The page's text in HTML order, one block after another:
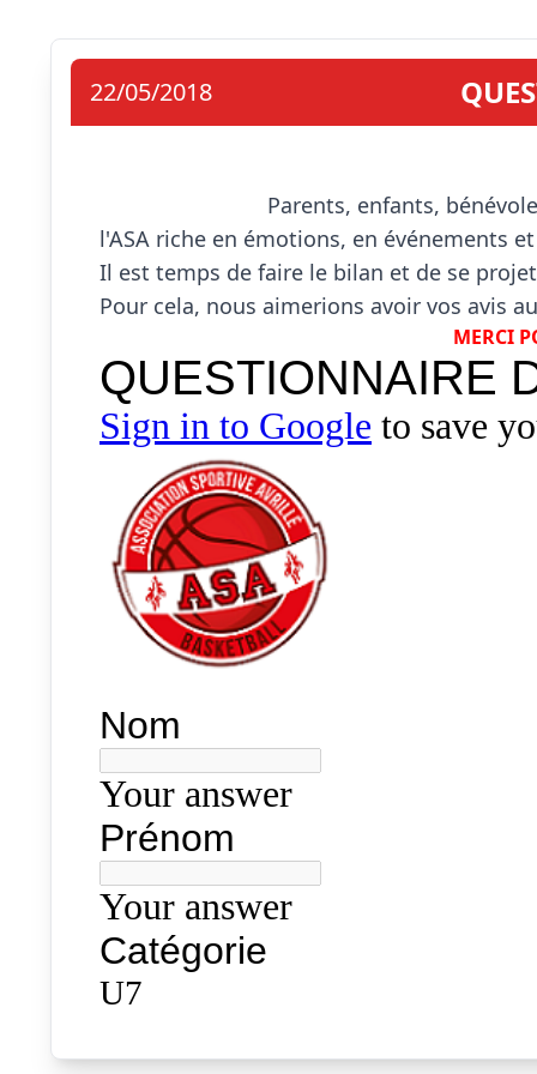
22/05/2018
l'ASA riche en émotions, en événements et
Il est temps de faire le bilan et de se
MERCI